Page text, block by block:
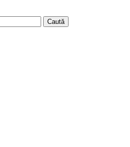
Caută